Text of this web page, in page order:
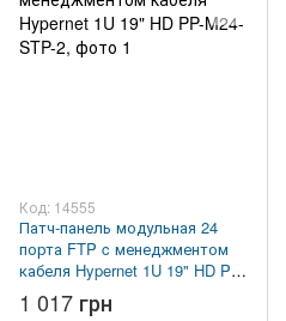
Код: 14555
Патч-панель модульная 24
порта FTP c менеджментом
кабеля Hypernet 1U 19" HD PP-
M24-STP-2
1 017 грн